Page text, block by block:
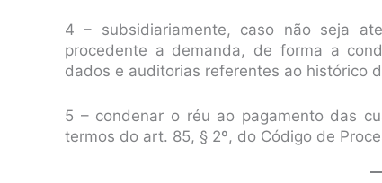
4 – subsidiariamente, caso não seja
procedente a demanda, de forma a
dados e auditorias referentes ao histórico
5 – condenar o réu ao pagamento das
termos do art. 85, § 2º, do Código de